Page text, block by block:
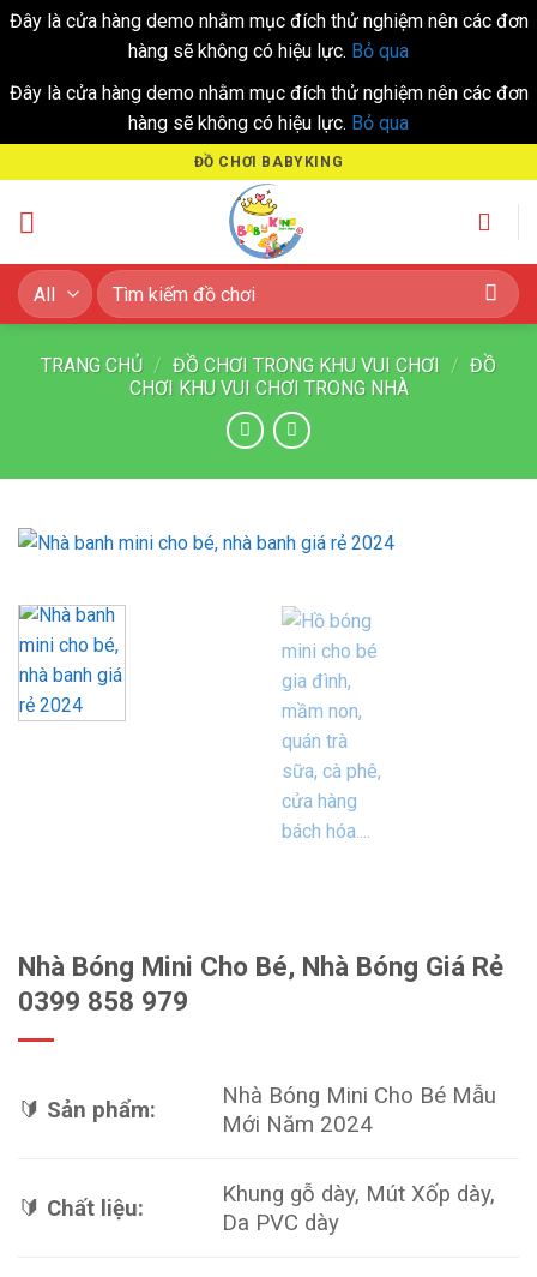
Đây là cửa hàng demo nhằm mục đích thử nghiệm nên các đơn
hàng sẽ không có hiệu lực. Bỏ qua
Đây là cửa hàng demo nhằm mục đích thử nghiệm nên các đơn
hàng sẽ không có hiệu lực. Bỏ qua
to
content
ĐỒ CHƠI BABYKING
Tìm
kiếm:
TRANG CHỦ / ĐỒ CHƠI TRONG KHU VUI CHƠI / ĐỒ
CHƠI KHU VUI CHƠI TRONG NHÀ
Nhà Bóng Mini Cho Bé, Nhà Bóng Giá Rẻ
0399 858 979
🔰 Sản phẩm:
Nhà Bóng Mini Cho Bé Mẫu
Mới Năm 2024
🔰 Chất liệu:
Khung gỗ dày, Mút Xốp dày,
Da PVC dày